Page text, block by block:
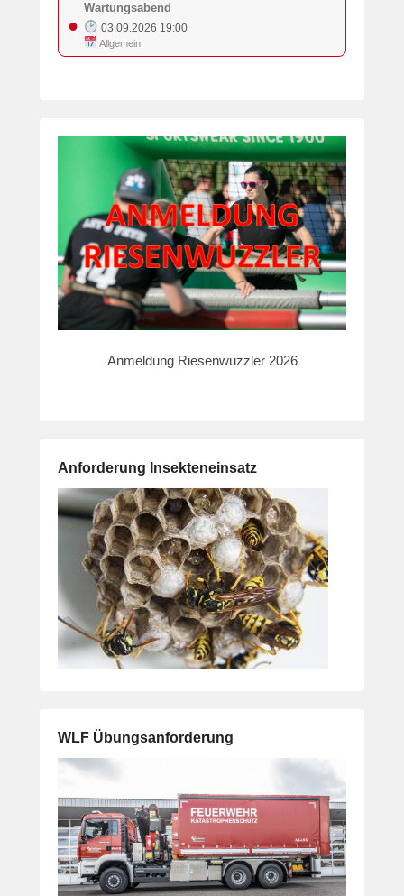
●
Wartungsabend
03.09.2026 19:00
Allgemein
Anmeldung Riesenwuzzler 2026
Anforderung Insekteneinsatz
WLF Übungsanforderung